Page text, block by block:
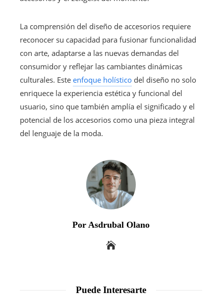
La comprensión del diseño de accesorios requiere
reconocer su capacidad para fusionar funcionalidad
con arte, adaptarse a las nuevas demandas del
consumidor y reflejar las cambiantes dinámicas
culturales. Este enfoque holístico del diseño no solo
enriquece la experiencia estética y funcional del
usuario, sino que también amplía el significado y el
potencial de los accesorios como una pieza integral
del lenguaje de la moda.
Por Asdrubal Olano
Puede Interesarte